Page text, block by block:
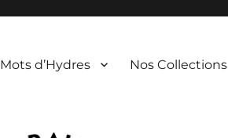
Mots d’Hydres Nos Collections